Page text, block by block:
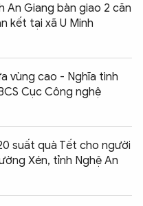
An Giang bàn giao 2 căn
kết tại xã U Minh
vùng cao - Nghĩa tình
Cục Công nghệ
suất quà Tết cho người
Xén, tỉnh Nghệ An